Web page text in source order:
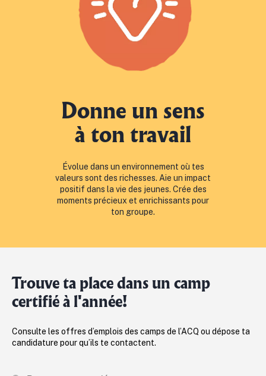
Donne un sens
à ton travail
Évolue dans un environnement où tes
valeurs sont des richesses. Aie un impact
positif dans la vie des jeunes. Crée des
moments précieux et enrichissants pour
ton groupe.
Trouve ta place dans un camp
certifié à l'année!
Consulte les offres d’emplois des camps de l’ACQ ou dépose ta
candidature pour qu’ils te contactent.